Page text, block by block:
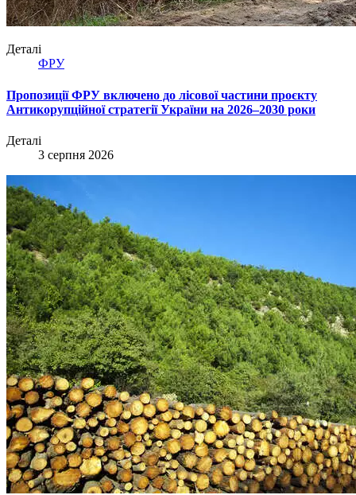
Деталі
ФРУ
Пропозиції ФРУ включено до лісової частини проєкту
Антикорупційної стратегії України на 2026–2030 роки
Деталі
3 серпня 2026